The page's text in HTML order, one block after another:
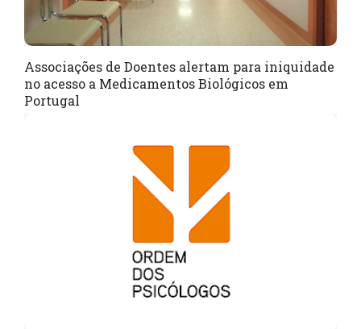
Associações de Doentes alertam para iniquidade
no acesso a Medicamentos Biológicos em
Portugal